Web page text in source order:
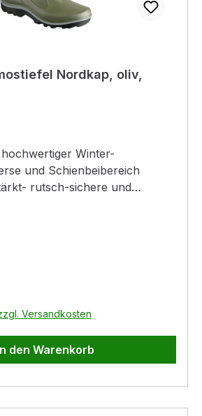
Nordkap, oliv,
Winter-
und Schienbeibereich
rutsch-sichere und
Versandkosten
den Warenkorb